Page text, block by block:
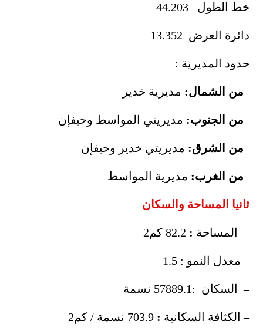
خط الطول 44.203
دائرة العرض 13.352
حدود المديرية :
من الشمال: مديرية خدير
من الجنوب: مديريتي المواسط وحيفإن
من الشرق: مديريتي خدير وحيفإن
من الغرب: مديرية المواسط
ثانيا المساحة والسكان
– المساحة : 82.2 كم2
– معدل النمو : 1.5
– السكان :57889.1 نسمة
– الكثافة السكانية : 703.9 نسمة / كم2